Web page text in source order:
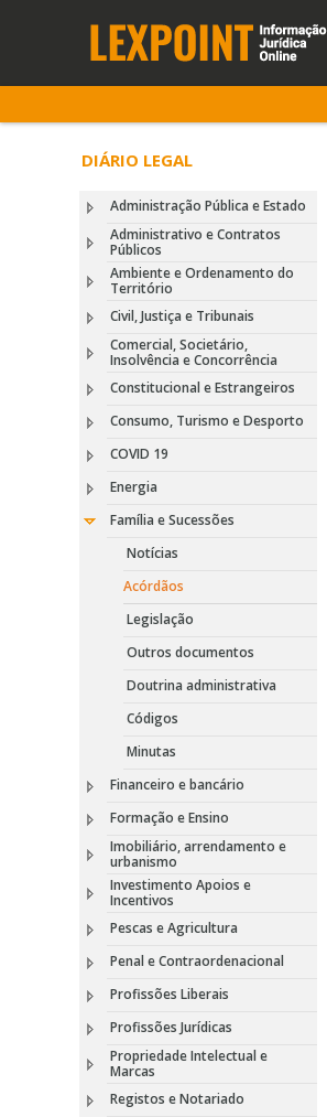
DIÁRIO LEGAL
Administração Pública e Estado
Administrativo e Contratos
Públicos
Ambiente e Ordenamento do
Território
Civil, Justiça e Tribunais
Comercial, Societário,
Insolvência e Concorrência
Constitucional e Estrangeiros
Consumo, Turismo e Desporto
COVID 19
Energia
Família e Sucessões
Notícias
Acórdãos
Legislação
Outros documentos
Doutrina administrativa
Códigos
Minutas
Financeiro e bancário
Formação e Ensino
Imobiliário, arrendamento e
urbanismo
Investimento Apoios e
Incentivos
Pescas e Agricultura
Penal e Contraordenacional
Profissões Liberais
Profissões Jurídicas
Propriedade Intelectual e
Marcas
Registos e Notariado